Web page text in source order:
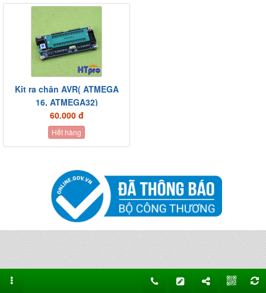
Kit ra chân AVR( ATMEGA
16, ATMEGA32)
60.000 đ
Hết hàng